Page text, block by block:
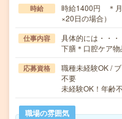
時給
時給1400円 ＊月
×20日の場合）
仕事内容
具体的には・・
下膳＊口腔ケア
応募資格
職種未経験OK /
不要
未経験OK！年齢
職場の雰囲気